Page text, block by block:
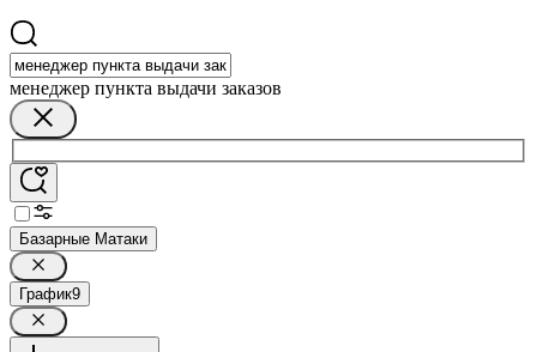
менеджер пункта выдачи заказов
Базарные Матаки
График9